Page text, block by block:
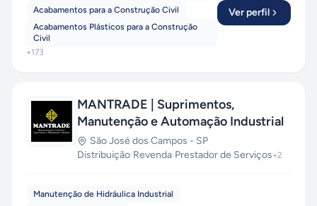
Acabamentos para a Construção Civil
Acabamentos Plásticos para a Construção
Civil
+173
Ver perfil
MANTRADE | Suprimentos,
Manutenção e Automação Industrial
São José dos Campos - SP
Distribuição·Revenda·Prestador de Serviços+2
Manutenção de Hidráulica Industrial